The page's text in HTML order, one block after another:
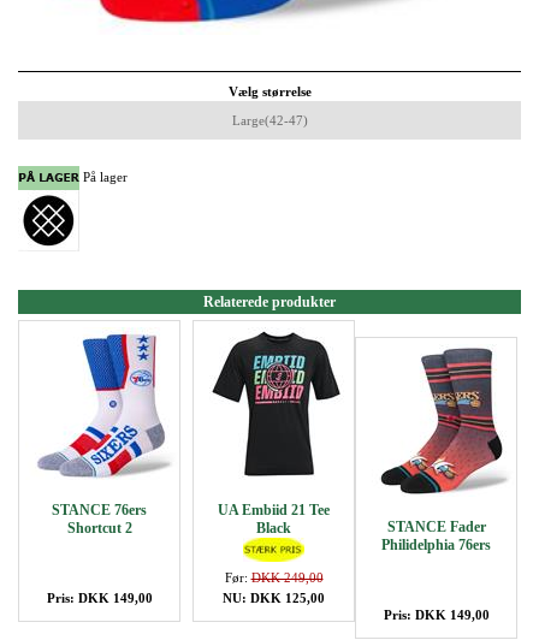
Vælg størrelse
Large(42-47)
På lager
Relaterede produkter
STANCE 76ers
Shortcut 2
Pris: DKK 149,00
UA Embiid 21 Tee
Black
Før:DKK 249,00
NU: DKK 125,00
STANCE Fader
Philidelphia 76ers
Pris: DKK 149,00